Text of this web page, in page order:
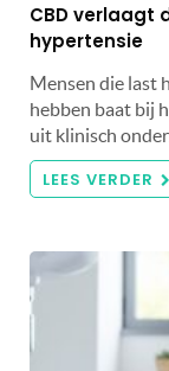
CBD verlaagt
hypertensie
Mensen die last
hebben baat bij
uit klinisch
LEES VERDER